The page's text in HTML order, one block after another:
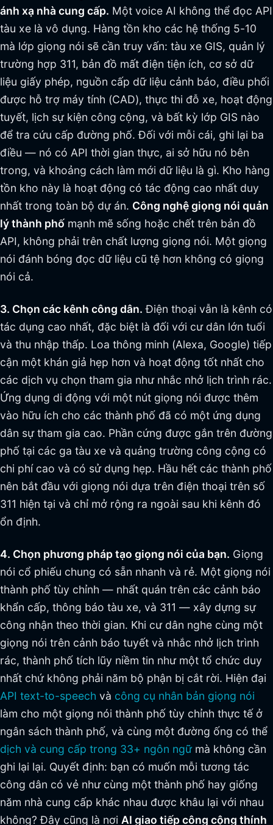
ánh xạ nhà cung cấp. Một voice AI không thể đọc API
tàu xe là vô dụng. Hàng tồn kho các hệ thống 5-10
mà lớp giọng nói sẽ cần truy vấn: tàu xe GIS, quản lý
trường hợp 311, bản đồ mất điện tiện ích, cơ sở dữ
liệu giấy phép, nguồn cấp dữ liệu cảnh báo, điều phối
được hỗ trợ máy tính (CAD), thực thi đỗ xe, hoạt động
tuyết, lịch sự kiện công cộng, và bất kỳ lớp GIS nào
để tra cứu cấp đường phố. Đối với mỗi cái, ghi lại ba
điều — nó có API thời gian thực, ai sở hữu nó bên
trong, và khoảng cách làm mới dữ liệu là gì. Kho hàng
tồn kho này là hoạt động có tác động cao nhất duy
nhất trong toàn bộ dự án. Công nghệ giọng nói quản
lý thành phố mạnh mẽ sống hoặc chết trên bản đồ
API, không phải trên chất lượng giọng nói. Một giọng
nói đánh bóng đọc dữ liệu cũ tệ hơn không có giọng
nói cả.
3. Chọn các kênh công dân. Điện thoại vẫn là kênh có
tác dụng cao nhất, đặc biệt là đối với cư dân lớn tuổi
và thu nhập thấp. Loa thông minh (Alexa, Google) tiếp
cận một khán giả hẹp hơn và hoạt động tốt nhất cho
các dịch vụ chọn tham gia như nhắc nhở lịch trình rác.
Ứng dụng di động với một nút giọng nói được thêm
vào hữu ích cho các thành phố đã có một ứng dụng
dân sự tham gia cao. Phần cứng được gắn trên đường
phố tại các ga tàu xe và quảng trường công cộng có
chi phí cao và có sử dụng hẹp. Hầu hết các thành phố
nên bắt đầu với giọng nói dựa trên điện thoại trên số
311 hiện tại và chỉ mở rộng ra ngoài sau khi kênh đó
ổn định.
4. Chọn phương pháp tạo giọng nói của bạn. Giọng
nói cổ phiếu chung có sẵn nhanh và rẻ. Một giọng nói
thành phố tùy chỉnh — nhất quán trên các cảnh báo
khẩn cấp, thông báo tàu xe, và 311 — xây dựng sự
công nhận theo thời gian. Khi cư dân nghe cùng một
giọng nói trên cảnh báo tuyết và nhắc nhở lịch trình
rác, thành phố tích lũy niềm tin như một tổ chức duy
nhất chứ không phải năm bộ phận bị cắt rời. Hiện đại
API text-to-speech và công cụ nhân bản giọng nói
làm cho một giọng nói thành phố tùy chỉnh thực tế ở
ngân sách thành phố, và cùng một đường ống có thể
dịch và cung cấp trong 33+ ngôn ngữmà không cần
ghi lại lại. Quyết định: bạn có muốn mỗi tương tác
công dân có vẻ như cùng một thành phố hay giống
năm nhà cung cấp khác nhau được khâu lại với nhau
không? Đây cũng là nơi AI giao tiếp công cộng thính